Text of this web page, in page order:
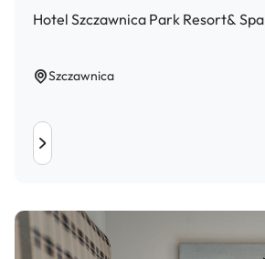
Hotel Szczawnica Park Resort& Spa
Szczawnica